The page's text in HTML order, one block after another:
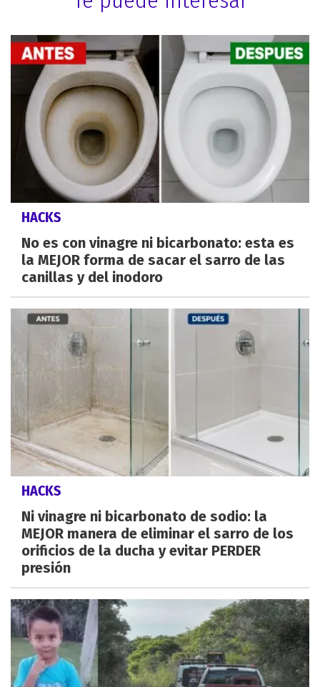
HACKS
No es con vinagre ni bicarbonato: esta es
la MEJOR forma de sacar el sarro de las
canillas y del inodoro
HACKS
Ni vinagre ni bicarbonato de sodio: la
MEJOR manera de eliminar el sarro de los
orificios de la ducha y evitar PERDER
presión